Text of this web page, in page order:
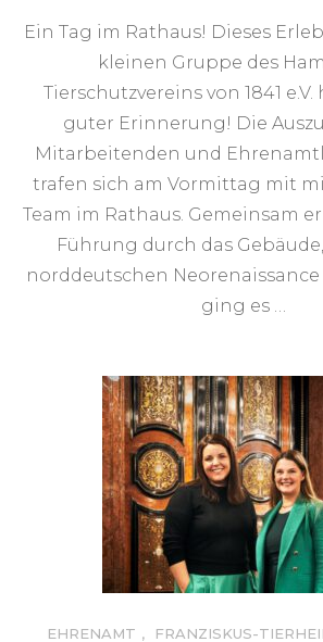
Ein Tag im Rathaus! Dieses
kleinen Gruppe des
Tierschutzvereins von 1841
guter Erinnerung! Die
Mitarbeitenden und
trafen sich am Vormittag mit
Team im Rathaus. Gemeinsam
Führung durch das
norddeutschen
ging es …
EHRENAMT , FRANZISKUS-